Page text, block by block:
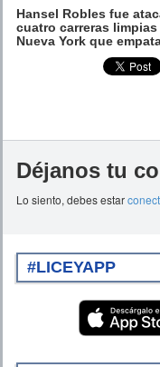
Hansel Robles fue
cuatro carreras
Nueva York que
Déjanos tu
Lo siento, debes estar
#LICEYAPP